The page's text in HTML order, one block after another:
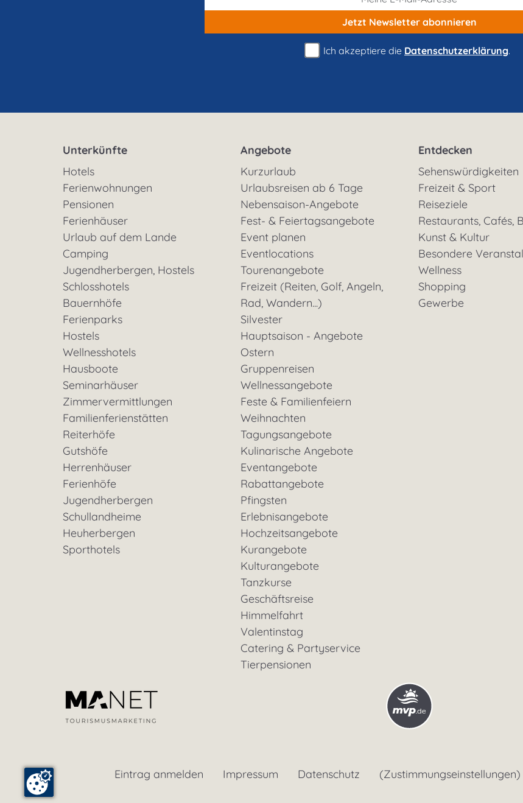
Jetzt Newsletterabonnieren
Ich akzeptiere die Datenschutzerklärung.
Unterkünfte
Hotels
Ferienwohnungen
Pensionen
Ferienhäuser
Urlaub auf dem Lande
Camping
Jugendherbergen, Hostels
Schlosshotels
Bauernhöfe
Ferienparks
Hostels
Wellnesshotels
Hausboote
Seminarhäuser
Zimmervermittlungen
Familienferienstätten
Reiterhöfe
Gutshöfe
Herrenhäuser
Ferienhöfe
Jugendherbergen
Schullandheime
Heuherbergen
Sporthotels
Angebote
Kurzurlaub
Urlaubsreisen ab 6 Tage
Nebensaison-Angebote
Fest- & Feiertagsangebote
Event planen
Eventlocations
Tourenangebote
Freizeit (Reiten, Golf, Angeln,
Rad, Wandern...)
Silvester
Hauptsaison - Angebote
Ostern
Gruppenreisen
Wellnessangebote
Feste & Familienfeiern
Weihnachten
Tagungsangebote
Kulinarische Angebote
Eventangebote
Rabattangebote
Pfingsten
Erlebnisangebote
Hochzeitsangebote
Kurangebote
Kulturangebote
Tanzkurse
Geschäftsreise
Himmelfahrt
Valentinstag
Catering & Partyservice
Tierpensionen
Entdecken
Sehenswürdigkeiten
Freizeit & Sport
Reiseziele
Restaurants, Cafés,
Kunst & Kultur
Besondere
Wellness
Shopping
Gewerbe
Eintrag anmelden Impressum Datenschutz (Zustimmungseinstellungen)